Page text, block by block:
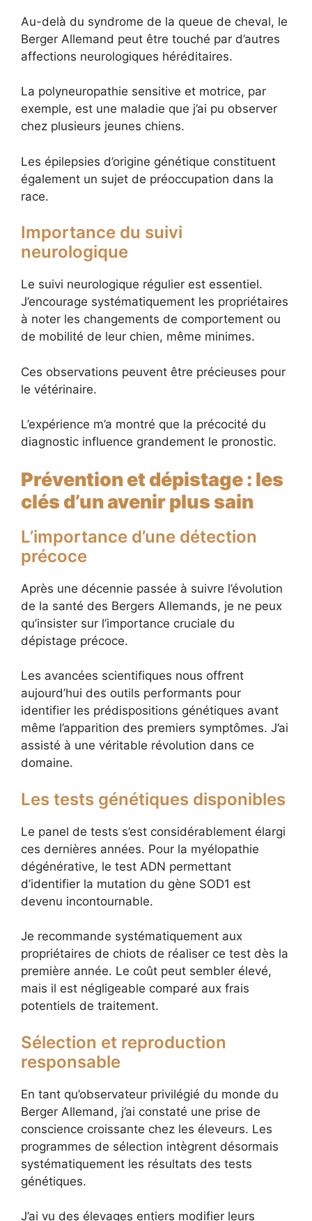
Au-delà du syndrome de la queue de cheval, le
Berger Allemand peut être touché par d’autres
affections neurologiques héréditaires.
La polyneuropathie sensitive et motrice, par
exemple, est une maladie que j’ai pu observer
chez plusieurs jeunes chiens.
Les épilepsies d’origine génétique constituent
également un sujet de préoccupation dans la
race.
Importance du suivi
neurologique
Le suivi neurologique régulier est essentiel.
J’encourage systématiquement les propriétaires
à noter les changements de comportement ou
de mobilité de leur chien, même minimes.
Ces observations peuvent être précieuses pour
le vétérinaire.
L’expérience m’a montré que la précocité du
diagnostic influence grandement le pronostic.
Prévention et dépistage : les
clés d’un avenir plus sain
L’importance d’une détection
précoce
Après une décennie passée à suivre l’évolution
de la santé des Bergers Allemands, je ne peux
qu’insister sur l’importance cruciale du
dépistage précoce.
Les avancées scientifiques nous offrent
aujourd’hui des outils performants pour
identifier les prédispositions génétiques avant
même l’apparition des premiers symptômes. J’ai
assisté à une véritable révolution dans ce
domaine.
Les tests génétiques disponibles
Le panel de tests s’est considérablement élargi
ces dernières années. Pour la myélopathie
dégénérative, le test ADN permettant
d’identifier la mutation du gène SOD1 est
devenu incontournable.
Je recommande systématiquement aux
propriétaires de chiots de réaliser ce test dès la
première année. Le coût peut sembler élevé,
mais il est négligeable comparé aux frais
potentiels de traitement.
Sélection et reproduction
responsable
En tant qu’observateur privilégié du monde du
Berger Allemand, j’ai constaté une prise de
conscience croissante chez les éleveurs. Les
programmes de sélection intègrent désormais
systématiquement les résultats des tests
génétiques.
J’ai vu des élevages entiers modifier leurs